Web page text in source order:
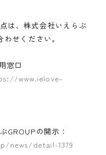
は、株式会社いえらぶ
せください。
窓口
www.ielove-
GROUPの開示：
news/detail-1379